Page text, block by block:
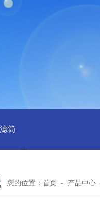
筒 PU注胶 花板孔
您的位置：首页 - 产品中心